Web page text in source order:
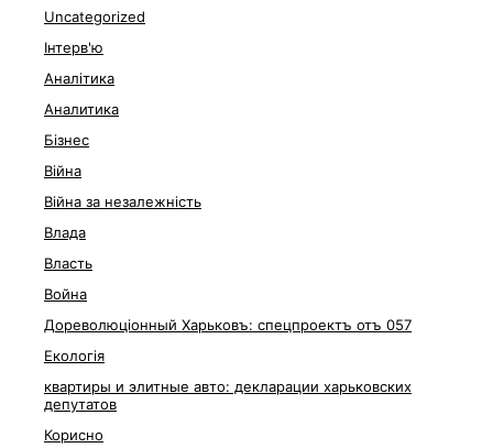
Uncategorized
Інтерв'ю
Аналітика
Аналитика
Бізнес
Війна
Війна за незалежність
Влада
Власть
Война
Дореволюціонный Харьковъ: спецпроектъ отъ 057
Екологія
квартиры и элитные авто: декларации харьковских
депутатов
Корисно